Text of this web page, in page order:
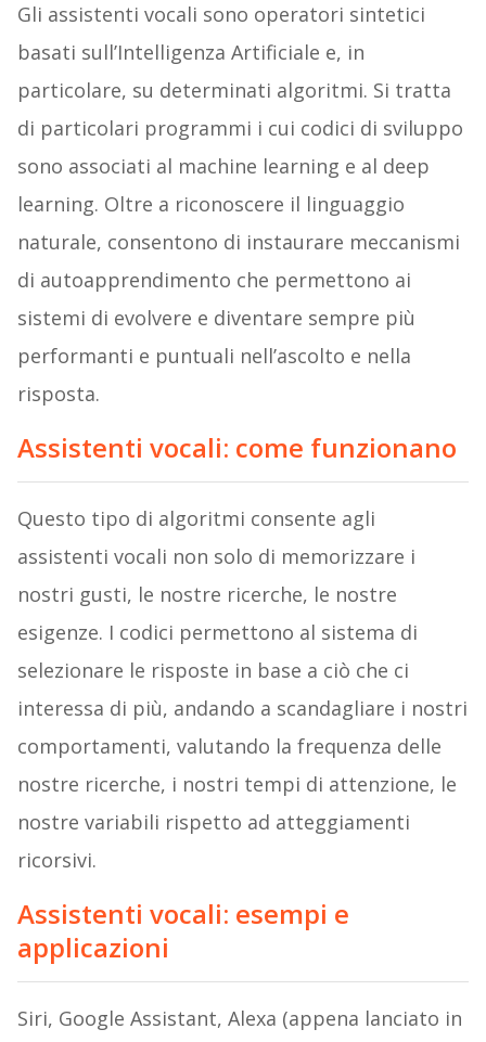
Gli assistenti vocali sono operatori sintetici
basati sull’Intelligenza Artificiale e, in
particolare, su determinati algoritmi. Si tratta
di particolari programmi i cui codici di sviluppo
sono associati al machine learning e al deep
learning. Oltre a riconoscere il linguaggio
naturale, consentono di instaurare meccanismi
di autoapprendimento che permettono ai
sistemi di evolvere e diventare sempre più
performanti e puntuali nell’ascolto e nella
risposta.
Assistenti vocali: come funzionano
Questo tipo di algoritmi consente agli
assistenti vocali non solo di memorizzare i
nostri gusti, le nostre ricerche, le nostre
esigenze. I codici permettono al sistema di
selezionare le risposte in base a ciò che ci
interessa di più, andando a scandagliare i nostri
comportamenti, valutando la frequenza delle
nostre ricerche, i nostri tempi di attenzione, le
nostre variabili rispetto ad atteggiamenti
ricorsivi.
Assistenti vocali: esempi e
applicazioni
Siri, Google Assistant, Alexa (appena lanciato in